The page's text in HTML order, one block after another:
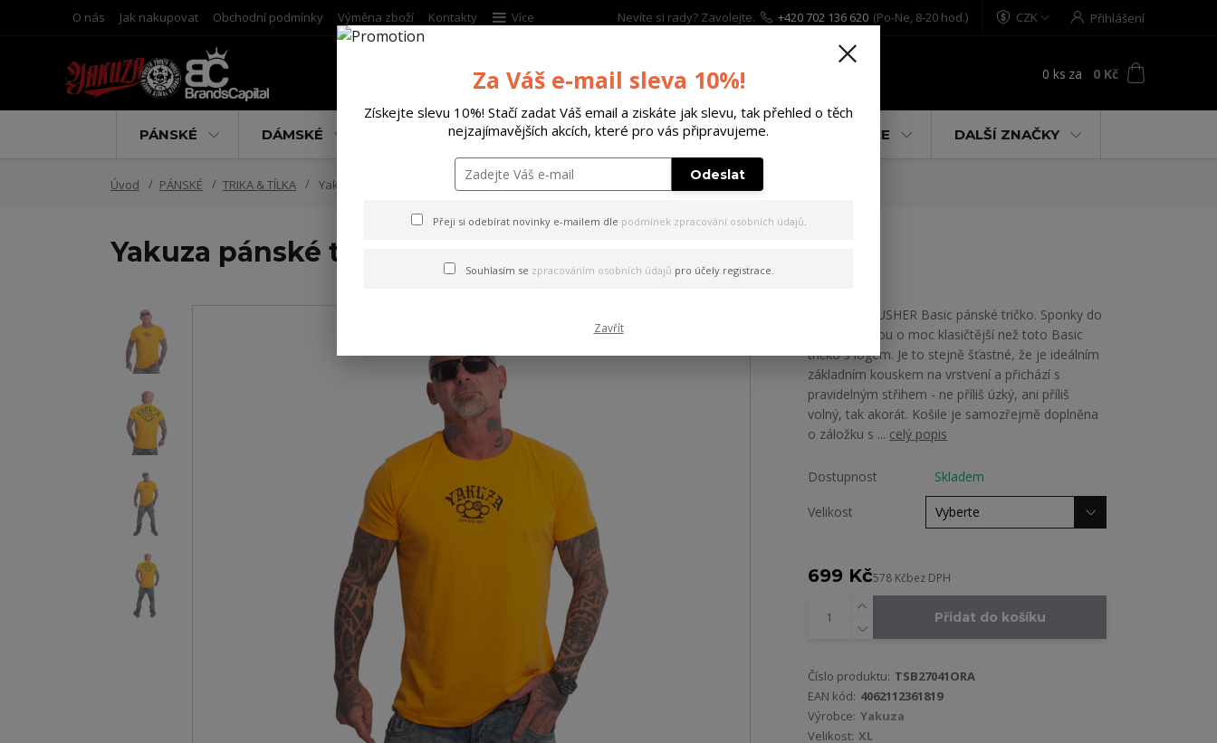
O nás Jak nakupovat Obchodní podmínky Výměna zboží Kontakty Více CZK Přihlášení
Nevíte si rady? Zavolejte. +420 702 136 620 (Po-Ne, 8-20 hod.)
0 ks za 0 Kč
PÁNSKÉ DÁMSKÉ DOPLŇKY DÁRKOVÉ POUKAZY % AKCE DALŠÍ ZNAČKY
Úvod PÁNSKÉ TRIKA & TÍLKA Yakuza pánské tričko Crusher Regular Basic T-Shirt
Yakuza pánské tričko Crusher Regular Basic T-Shirt
YAKUZA CRUSHER Basic pánské tričko. Sponky do
šatníku nejsou o moc klasičtější než toto Basic
tričko s logem. Je to stejně šťastné, že je ideálním
základním kouskem na vrstvení a přichází s
pravidelným střihem - ne příliš úzký, ani příliš
volný, tak akorát. Košile je samozřejmě doplněna
o záložku s ... celý popis
Dostupnost Skladem
Velikost
699 Kč578 Kčbez DPH
Přidat do košíku
Číslo produktu: TSB27041ORA
EAN kód: 4062112361819
Výrobce: Yakuza
Velikost: XL
Za Váš e-mail sleva 10%!
Získejte slevu 10%! Stačí zadat Váš email a ziskáte jak slevu, tak přehled o těch
nejzajímavějších akcích, které pro vás připravujeme.
Odeslat
Přeji si odebírat novinky e-mailem dle podmínek zpracování osobních údajů.
Souhlasím se zpracováním osobních údajů pro účely registrace.
Zavřít